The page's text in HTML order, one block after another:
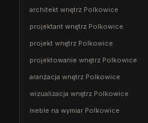
architekt wnętrz Polkowice
projektant wnętrz Polkowice
projekt wnętrz Polkowice
projektowanie wnętrz Polkowice
aranżacja wnętrz Polkowice
wizualizacja wnętrz Polkowice
meble na wymiar Polkowice